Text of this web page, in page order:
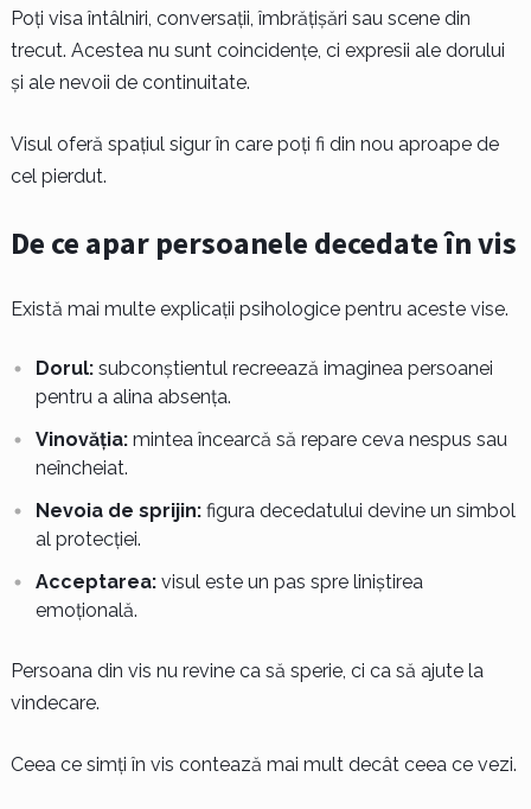
Poți visa întâlniri, conversații, îmbrățișări sau scene din
trecut. Acestea nu sunt coincidențe, ci expresii ale dorului
și ale nevoii de continuitate.
Visul oferă spațiul sigur în care poți fi din nou aproape de
cel pierdut.
De ce apar persoanele decedate în vis
Există mai multe explicații psihologice pentru aceste vise.
Dorul:subconștientul recreează imaginea persoanei
pentru a alina absența.
Vinovăția:mintea încearcă să repare ceva nespus sau
neîncheiat.
Nevoia de sprijin:figura decedatului devine un simbol
al protecției.
Acceptarea:visul este un pas spre liniștirea
emoțională.
Persoana din vis nu revine ca să sperie, ci ca să ajute la
vindecare.
Ceea ce simți în vis contează mai mult decât ceea ce vezi.